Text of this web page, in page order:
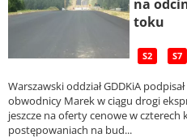
na
toku
S2 S7
Warszawski oddział GDDKiA
obwodnicy Marek w ciągu drogi
jeszcze na oferty cenowe w czterech
postępowaniach na bud...